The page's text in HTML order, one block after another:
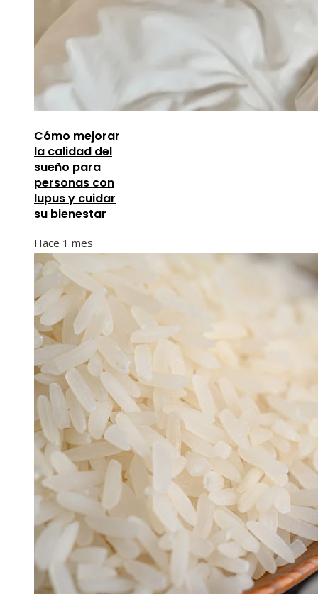
Cómo mejorar
la calidad del
sueño para
personas con
lupus y cuidar
su bienestar
Hace 1 mes